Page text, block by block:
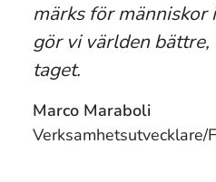
märks för människor
gör vi världen bättre,
taget.
Marco Maraboli
Verksamhetsutvecklare/